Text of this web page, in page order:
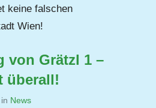
keine falschen
Wien!
von Grätzl 1 –
überall!
von
in News